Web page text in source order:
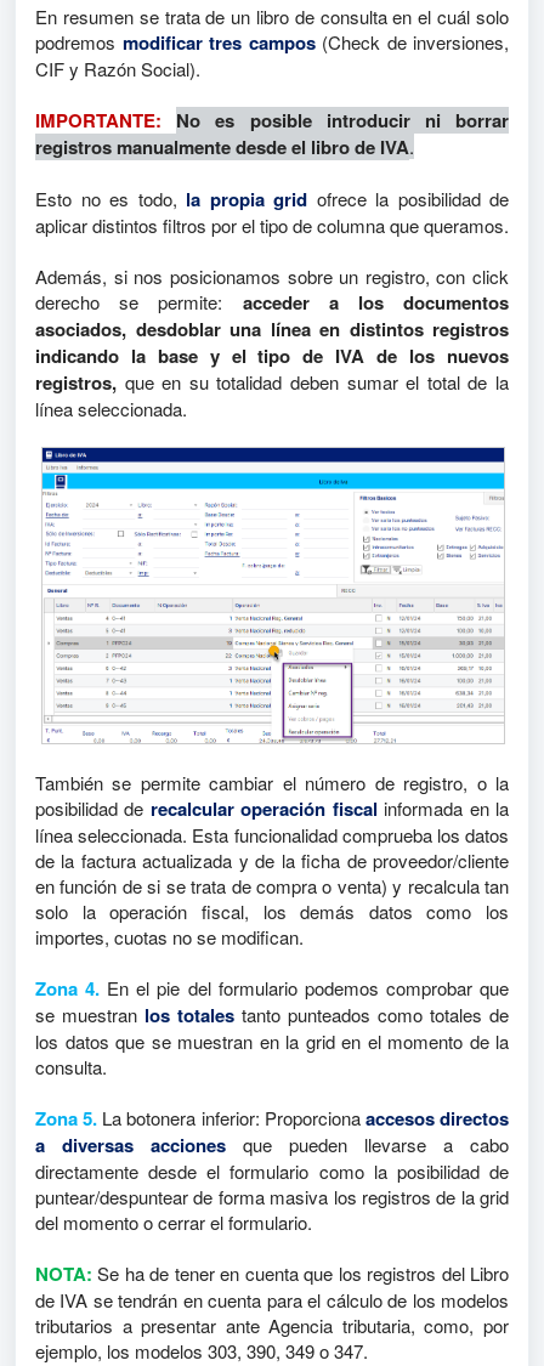
En resumen se trata de un libro de consulta en el cuál solo
podremos modificar tres campos (Check de inversiones,
CIF y Razón Social).
IMPORTANTE:
No es posible introducir ni borrar
registros manualmente desde el libro de IVA.
Esto no es todo, la propia grid ofrece la posibilidad de
aplicar distintos filtros por el tipo de columna que queramos.
Además, si nos posicionamos sobre un registro, con click
derecho se permite: acceder a los documentos
asociados, desdoblar una línea en distintos registros
indicando la base y el tipo de IVA de los nuevos
registros, que en su totalidad deben sumar el total de la
línea seleccionada.
También se permite cambiar el número de registro, o la
posibilidad de recalcular operación fiscal informada en la
línea seleccionada. Esta funcionalidad comprueba los datos
de la factura actualizada y de la ficha de proveedor/cliente
en función de si se trata de compra o venta) y recalcula tan
solo la operación fiscal, los demás datos como los
importes, cuotas no se modifican.
Zona 4. En el pie del formulario podemos comprobar que
se muestran los totales tanto punteados como totales de
los datos que se muestran en la grid en el momento de la
consulta.
Zona 5. La botonera inferior: Proporcionaaccesos directos
a diversas acciones
que pueden llevarse a cabo
directamente desde el formulario como la posibilidad de
puntear/despuntear de forma masiva los registros de la grid
del momento o cerrar el formulario.
NOTA: Se ha de tener en cuenta que los registros del Libro
de IVA se tendrán en cuenta para el cálculo de los modelos
tributarios a presentar ante Agencia tributaria, como, por
ejemplo, los modelos 303, 390, 349 o 347.